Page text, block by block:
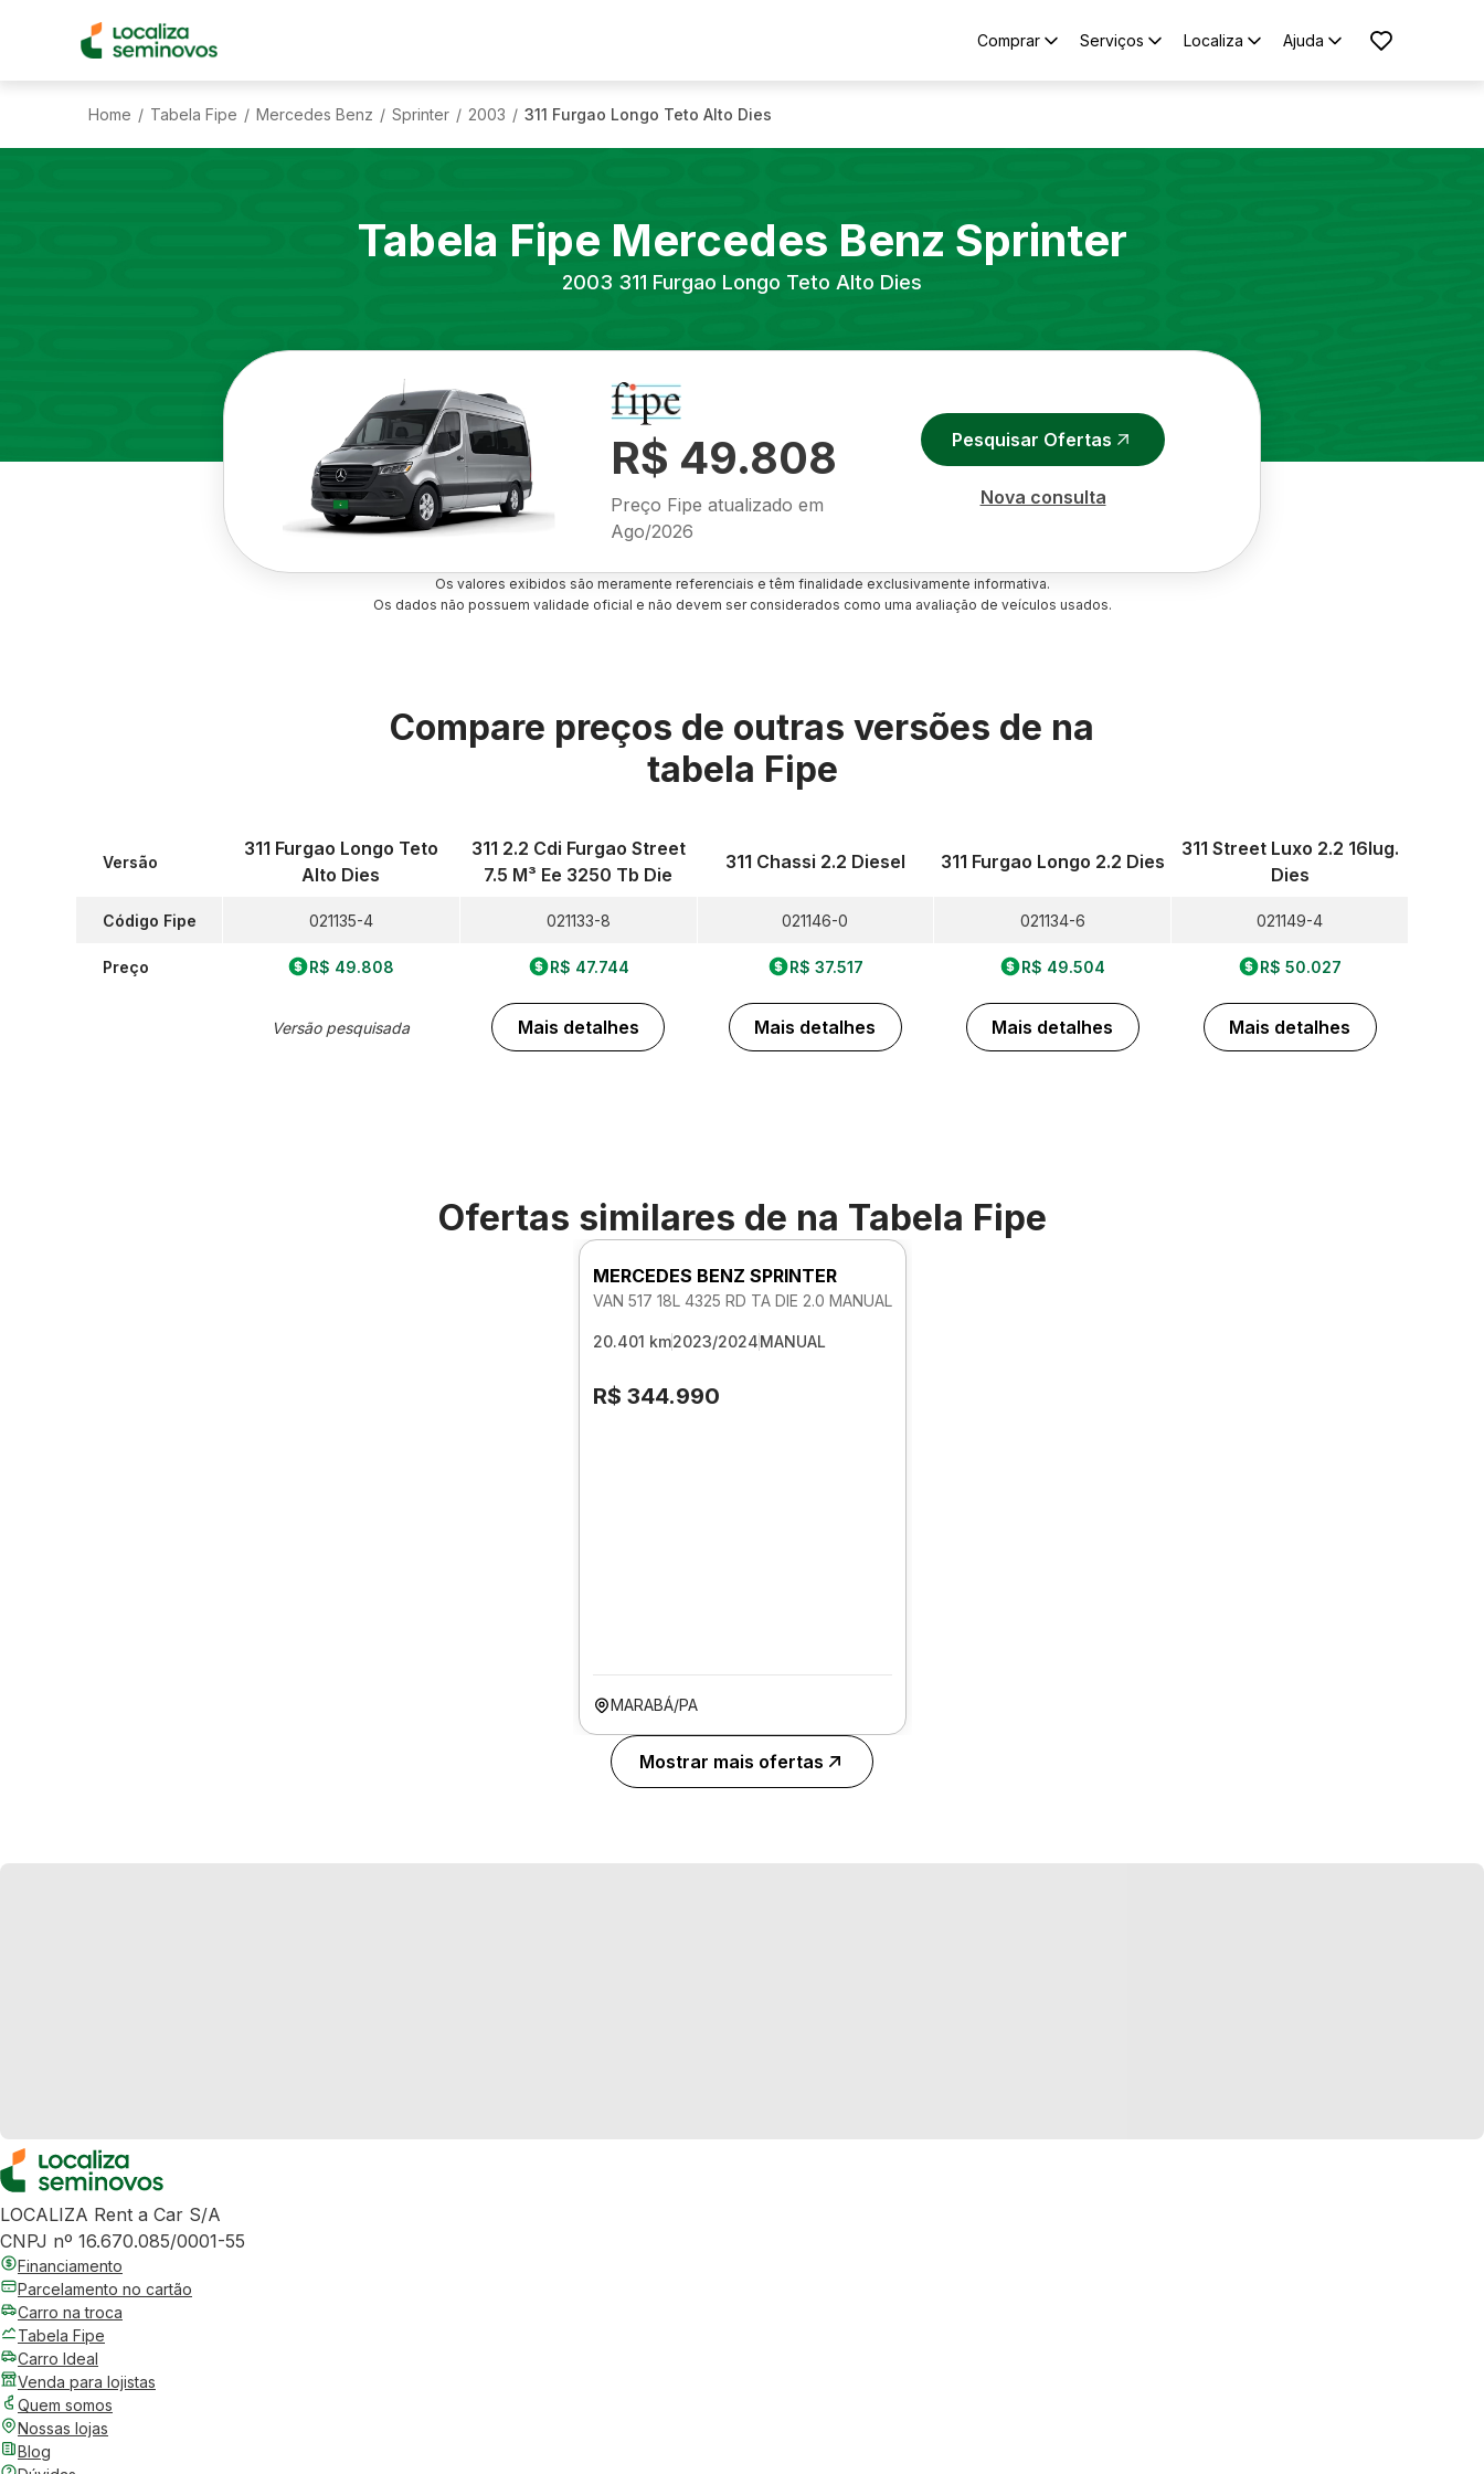
Comprar Serviços Localiza Ajuda
Home / Tabela Fipe / Mercedes Benz / Sprinter / 2003 / 311 Furgao Longo Teto Alto Dies
Tabela Fipe Mercedes Benz Sprinter
2003 311 Furgao Longo Teto Alto Dies
R$ 49.808
Preço Fipe atualizado em
Ago/2026
Pesquisar Ofertas
Nova consulta
Os valores exibidos são meramente referenciais e têm finalidade exclusivamente informativa.
Os dados não possuem validade oficial e não devem ser considerados como uma avaliação de veículos usados.
Compare preços de outras versões de na
tabela Fipe
Versão
Código Fipe
Preço
311 Furgao Longo Teto
Alto Dies
021135-4
R$ 49.808
Versão pesquisada
311 2.2 Cdi Furgao Street
7.5 M³ Ee 3250 Tb Die
021133-8
R$ 47.744
Mais detalhes
311 Chassi 2.2 Diesel
021146-0
R$ 37.517
Mais detalhes
311 Furgao Longo 2.2 Dies
021134-6
R$ 49.504
Mais detalhes
311 Street Luxo 2.2 16lug.
Dies
021149-4
R$ 50.027
Mais detalhes
Ofertas similares de na Tabela Fipe
MERCEDES BENZ SPRINTER
VAN 517 18L 4325 RD TA DIE 2.0 MANUAL
20.401 km2023/2024MANUAL
R$ 344.990
MARABÁ/PA
Mostrar mais ofertas
LOCALIZA Rent a Car S/A
CNPJ nº 16.670.085/0001-55
Financiamento
Parcelamento no cartão
Carro na troca
Tabela Fipe
Carro Ideal
Venda para lojistas
Quem somos
Nossas lojas
Blog